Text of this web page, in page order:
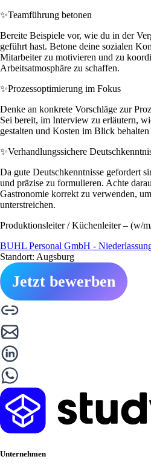
✨Teamführung betonen
Bereite Beispiele vor, wie du in der
geführt hast. Betone deine sozialen
Mitarbeiter zu motivieren und zu
Arbeitsatmosphäre zu schaffen.
✨Prozessoptimierung im Fokus
Denke an konkrete Vorschläge zur
Sei bereit, im Interview zu erläutern,
gestalten und Kosten im Blick behalten
✨Verhandlungssichere
Da gute Deutschkenntnisse gefordert
und präzise zu formulieren. Achte
Gastronomie korrekt zu verwenden,
unterstreichen.
Produktionsleiter / Küchenleiter – (w/
BUHL Personal GmbH -
Standort: Augsburg
Jetzt bewerben
Unternehmen